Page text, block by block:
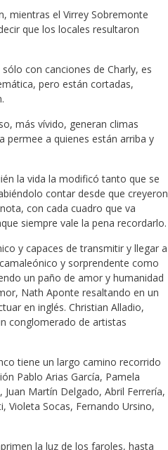
mientras el Virrey Sobremonte
que los locales resultaron
con canciones de Charly, es
pero están cortadas,
más vívido, generan climas
permee a quienes están arriba y
la vida la modificó tanto que se
contar desde que creyeron
con cada cuadro que va
siempre vale la pena recordarlo.
y capaces de transmitir y llegar a
y sorprendente como
un paño de amor y humanidad
Nath Aponte resaltando en un
en inglés. Christian Alladio,
conglomerado de artistas
tiene un largo camino recorrido
Pablo Arias García, Pamela
Martín Delgado, Abril Ferrería,
Violeta Socas, Fernando Ursino,
la luz de los faroles, hasta